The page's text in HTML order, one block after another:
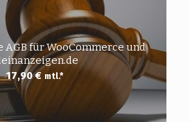
AGB für WooCommerce und
17,90€ mtl.*